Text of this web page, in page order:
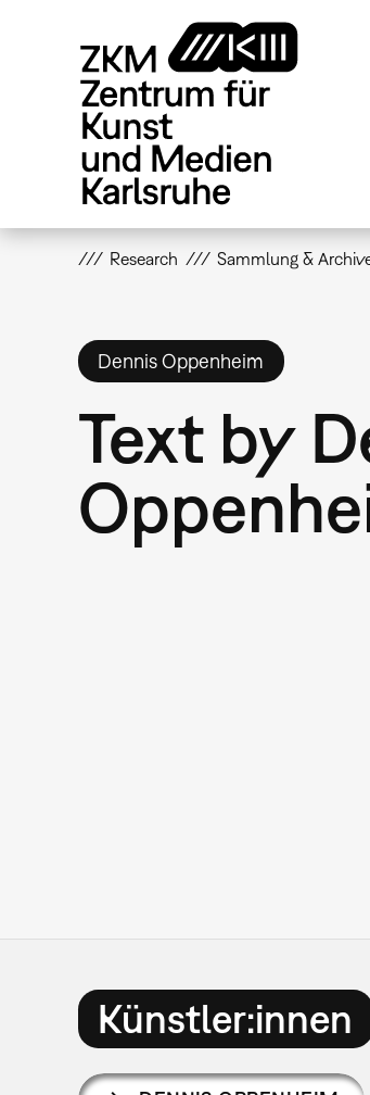
Research Sammlung &
Dennis Oppenheim
Text by
Künstler:innen